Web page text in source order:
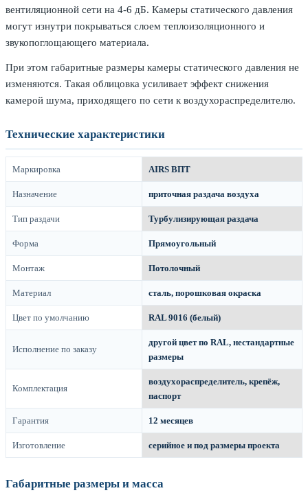
вентиляционной сети на 4-6 дБ. Камеры статического давления
могут изнутри покрываться слоем теплоизоляционного и
звукопоглощающего материала.
При этом габаритные размеры камеры статического давления не
изменяются. Такая облицовка усиливает эффект снижения
камерой шума, приходящего по сети к воздухораспределителю.
Технические характеристики
Маркировка AIRS ВПТ
Назначение приточная раздача воздуха
Тип раздачи Турбулизирующая раздача
Форма Прямоугольный
Монтаж Потолочный
Материал сталь, порошковая окраска
Цвет по умолчанию RAL 9016 (белый)
Исполнение по заказу
другой цвет по RAL, нестандартные
размеры
Комплектация
воздухораспределитель, крепёж,
паспорт
Гарантия 12 месяцев
Изготовление серийное и под размеры проекта
Габаритные размеры и масса